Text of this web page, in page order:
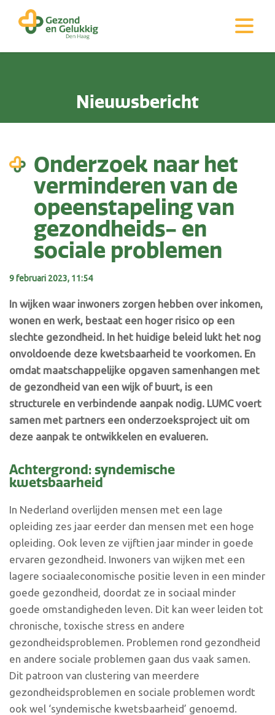
Nieuwsbericht
Onderzoek naar het
verminderen van de
opeenstapeling van
gezondheids- en
sociale problemen
9 februari 2023, 11:54
In wijken waar inwoners zorgen hebben over inkomen,
wonen en werk, bestaat een hoger risico op een
slechte gezondheid. In het huidige beleid lukt het nog
onvoldoende deze kwetsbaarheid te voorkomen. En
omdat maatschappelijke opgaven samenhangen met
de gezondheid van een wijk of buurt, is een
structurele en verbindende aanpak nodig. LUMC voert
samen met partners een onderzoeksproject uit om
deze aanpak te ontwikkelen en evalueren.
Achtergrond: syndemische
kwetsbaarheid
In Nederland overlijden mensen met een lage
opleiding zes jaar eerder dan mensen met een hoge
opleiding. Ook leven ze vijftien jaar minder in goede
ervaren gezondheid. Inwoners van wijken met een
lagere sociaaleconomische positie leven in een minder
goede gezondheid, doordat ze in sociaal minder
goede omstandigheden leven. Dit kan weer leiden tot
chronische, toxische stress en andere
gezondheidsproblemen. Problemen rond gezondheid
en andere sociale problemen gaan dus vaak samen.
Dit patroon van clustering van meerdere
gezondheidsproblemen en sociale problemen wordt
ook wel ‘syndemische kwetsbaarheid’ genoemd.